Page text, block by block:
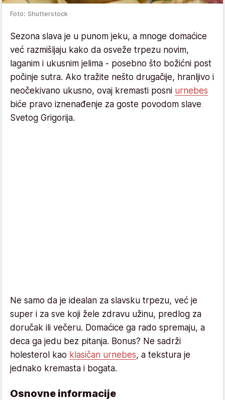
Foto: Shutterstock
Sezona slava je u punom jeku, a mnoge domaćice
već razmišljaju kako da osveže trpezu novim,
laganim i ukusnim jelima - posebno što božićni post
počinje sutra. Ako tražite nešto drugačije, hranljivo i
neočekivano ukusno, ovaj kremasti posni urnebes
biće pravo iznenađenje za goste povodom slave
Svetog Grigorija.
Ne samo da je idealan za slavsku trpezu, već je
super i za sve koji žele zdravu užinu, predlog za
doručak ili večeru. Domaćice ga rado spremaju, a
deca ga jedu bez pitanja. Bonus? Ne sadrži
holesterol kao klasičan urnebes, a tekstura je
jednako kremasta i bogata.
Osnovne informacije